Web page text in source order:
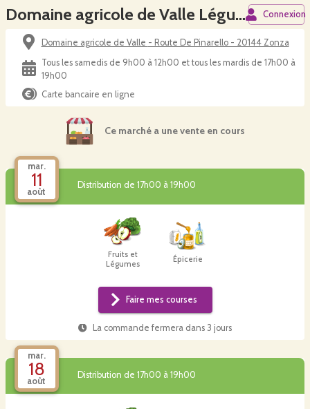
Domaine agricole de Valle Légumes du samedi Connexion
Domaine agricole de Valle - Route De Pinarello - 20144 Zonza
Tous les samedis de 9h00 à 12h00 et tous les mardis de 17h00 à
19h00
Carte bancaire en ligne
Ce marché a une vente en cours
mar.
11
août
Distribution de 17h00 à 19h00
Fruits et
Légumes
Épicerie
Faire mes courses
La commande fermera dans 3 jours
mar.
18
août
Distribution de 17h00 à 19h00